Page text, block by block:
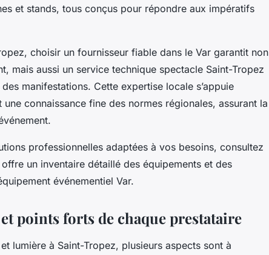
et stands, tous conçus pour répondre aux impératifs
choisir un fournisseur fiable dans le Var garantit non
mais aussi un service technique spectacle Saint-Tropez
manifestations. Cette expertise locale s’appuie
connaissance fine des normes régionales, assurant la
professionnelles adaptées à vos besoins, consultez
un inventaire détaillé des équipements et des
événementiel Var.
points forts de chaque prestataire
lumière à Saint-Tropez, plusieurs aspects sont à